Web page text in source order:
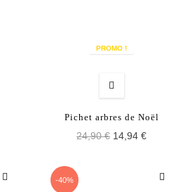
PROMO !
Pichet arbres de Noël
24,90 € 14,94 €
-40%